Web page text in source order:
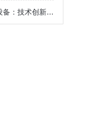
超声波无纺布封口设备：技术创新带领包装行业新风尚